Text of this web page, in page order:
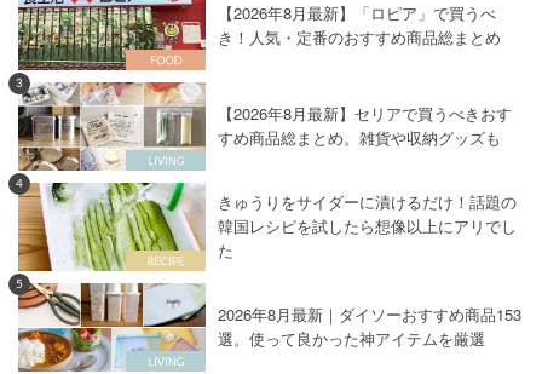
【2026年8月最新】「ロピア」で買うべ
き！人気・定番のおすすめ商品総まとめ
3
【2026年8月最新】セリアで買うべきおす
すめ商品総まとめ。雑貨や収納グッズも
4
きゅうりをサイダーに漬けるだけ！話題の
韓国レシピを試したら想像以上にアリでし
た
5
2026年8月最新｜ダイソーおすすめ商品153
選。使って良かった神アイテムを厳選